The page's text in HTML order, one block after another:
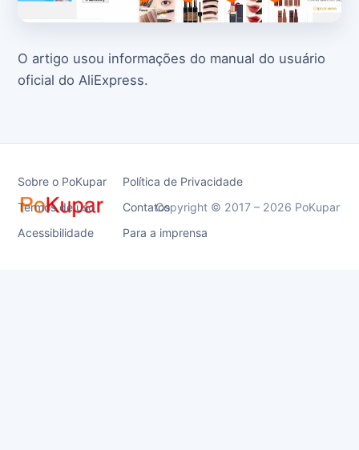
O artigo usou informações do manual do usuário
oficial do AliExpress.
Sobre o PoKupar
Política de Privacidade
Termos de uso
Contatos
Acessibilidade
Para a imprensa
Copyright © 2017 – 2026 PoKupar